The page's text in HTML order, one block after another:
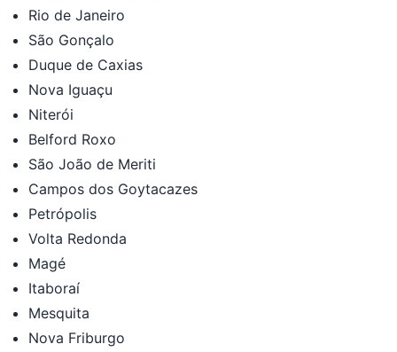
Rio de Janeiro
São Gonçalo
Duque de Caxias
Nova Iguaçu
Niterói
Belford Roxo
São João de Meriti
Campos dos Goytacazes
Petrópolis
Volta Redonda
Magé
Itaboraí
Mesquita
Nova Friburgo